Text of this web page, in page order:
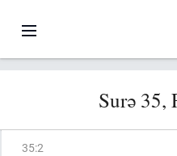
Surə 35,
35:2